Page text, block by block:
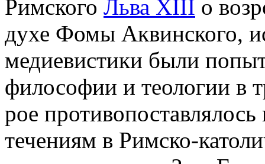
Римского Льва XIII о
духе Фомы Аквинского,
медиевистики были
философии и теологии в
рое
течениям в Римско-